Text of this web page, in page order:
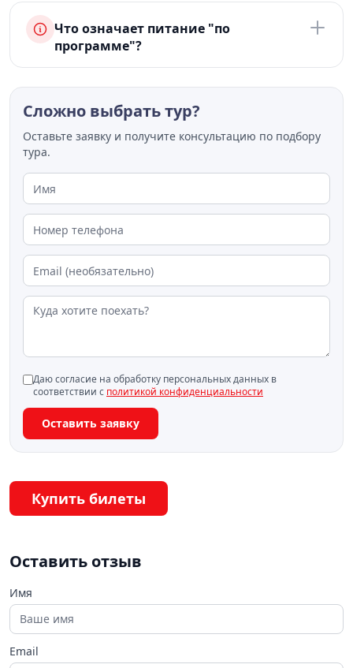
Что означает питание "по
программе"?
Сложно выбрать тур?
Оставьте заявку и получите консультацию по подбору
тура.
Даю согласие на обработку персональных данных в
соответствии с политикой конфиденциальности
Оставить заявку
Купить билеты
Оставить отзыв
Имя
Email